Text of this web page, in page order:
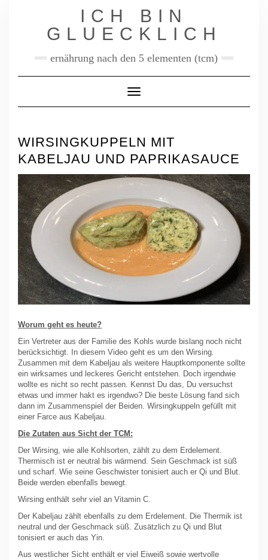
ICH BIN
GLUECKLICH
ernährung nach den 5 elementen (tcm)
Toggle Navigation
WIRSINGKUPPELN MIT
KABELJAU UND PAPRIKASAUCE
Worum geht es heute?
Ein Vertreter aus der Familie des Kohls wurde bislang noch nicht
berücksichtigt. In diesem Video geht es um den Wirsing.
Zusammen mit dem Kabeljau als weitere Hauptkomponente sollte
ein wirksames und leckeres Gericht entstehen. Doch irgendwie
wollte es nicht so recht passen. Kennst Du das, Du versuchst
etwas und immer hakt es irgendwo? Die beste Lösung fand sich
dann im Zusammenspiel der Beiden. Wirsingkuppeln gefüllt mit
einer Farce aus Kabeljau.
Die Zutaten aus Sicht der TCM:
Der Wirsing, wie alle Kohlsorten, zählt zu dem Erdelement.
Thermisch ist er neutral bis wärmend. Sein Geschmack ist süß
und scharf. Wie seine Geschwister tonisiert auch er Qi und Blut.
Beide werden ebenfalls bewegt.
Wirsing enthält sehr viel an Vitamin C.
Der Kabeljau zählt ebenfalls zu dem Erdelement. Die Thermik ist
neutral und der Geschmack süß. Zusätzlich zu Qi und Blut
tonisiert er auch das Yin.
Aus westlicher Sicht enthält er viel Eiweiß sowie wertvolle